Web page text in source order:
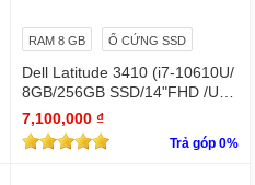
RAM 8 GB Ổ CỨNG SSD
Dell Latitude 3410 (i7-10610U/
8GB/256GB SSD/14"FHD /UH
D Graphics/Win11Pro)
7,100,000 ₫
Trả góp 0%